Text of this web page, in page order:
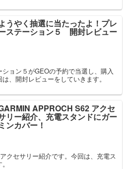
うやく抽選に当たったよ！プレ
ステーション５ 開封レビュー
ョン５がGEOの予約で当選し、購入
、開封レビューをしていきます。
APPROCH S62 アクセ
リー紹介、充電スタンドにガー
ミンカバー！
クセサリー紹介です。今回は、充電ス